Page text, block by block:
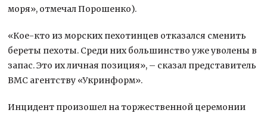
моря», отмечал Порошенко).
«Кое-кто из морских пехотинцев отказался сменить
береты пехоты. Среди них большинство уже уволены в
запас. Это их личная позиция», – сказал представитель
ВМС агентству «Укринформ».
Инцидент произошел на торжественной церемонии